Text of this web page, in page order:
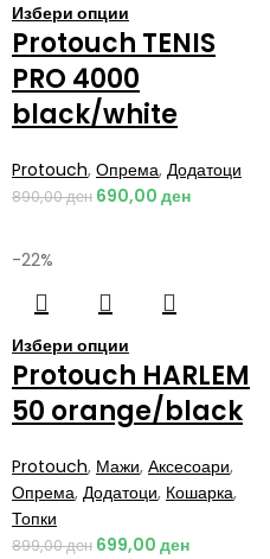
Избери опции
Protouch TENIS
PRO 4000
black/white
Protouch, Опрема, Додатоци
890,00ден 690,00 ден
-22%
Избери опции
Protouch HARLEM
50 orange/black
Protouch, Мажи, Аксесоари,
Опрема, Додатоци, Кошарка,
Топки
899,00ден 699,00 ден